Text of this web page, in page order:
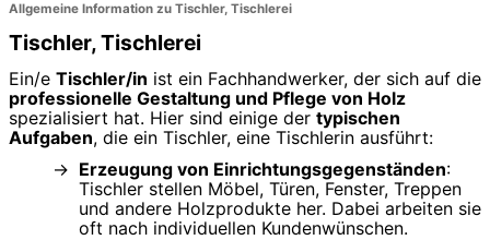
Allgemeine Information zu Tischler, Tischlerei
Tischler, Tischlerei
Ein/e Tischler/in ist ein Fachhandwerker, der sich auf die
professionelle Gestaltung und Pflege von Holz
spezialisiert hat. Hier sind einige der typischen
Aufgaben, die ein Tischler, eine Tischlerin ausführt:
Erzeugung von Einrichtungsgegenständen:
Tischler stellen Möbel, Türen, Fenster, Treppen
und andere Holzprodukte her. Dabei arbeiten sie
oft nach individuellen Kundenwünschen.